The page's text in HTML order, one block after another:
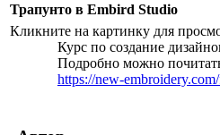
Трапунто в Embird Studio
Кликните на картинку для
Курс по создание
Подробно можно
https://new-